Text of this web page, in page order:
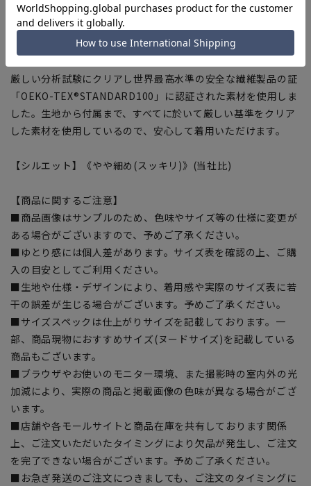
■スプリットヨーク
ヨークを背中の中心で斜めに切替えフィット感を高めるための
厳しい分析試験にクリアし世界最高水準の安全な繊維製品の証
「OEKO-TEX®STANDARD100」に認証された素材を使用しま
した。生地から付属まで、すべてに於いて厳しい基準をクリア
した素材を使用しているので、安心して着用いただけます。
【シルエット】《やや細め(スッキリ)》(当社比)
【商品に関するご注意】
■商品画像はサンプルのため、色味やサイズ等の仕様に変更が
ある場合がございますので、予めご了承ください。
■ゆとり感には個人差があります。サイズ表を確認の上、ご購
入の目安としてご利用ください。
■生地や仕様・デザインにより、着用感や実際のサイズ表に若
干の誤差が生じる場合がございます。予めご了承ください。
■サイズスペックは仕上がりサイズを記載しております。一
部、商品現物におすすめサイズ(ヌードサイズ)を記載している
商品もございます。
■ブラウザやお使いのモニター環境、また撮影時の室内外の光
加減により、実際の商品と掲載画像の色味が異なる場合がござ
います。
■店舗や各モールサイトと商品在庫を共有しております関係
上、ご注文いただいたタイミングにより欠品が発生し、ご注文
を完了できない場合がございます。予めご了承ください。
■お急ぎ発送のご注文につきましても、ご注文のタイミングに